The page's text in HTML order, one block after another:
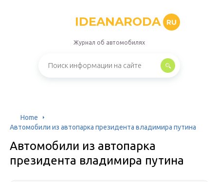
IDEANARODA RU
Журнал об автомобилях
Home
Автомобили из автопарка президента владимира путина
Автомобили из автопарка
президента владимира путина